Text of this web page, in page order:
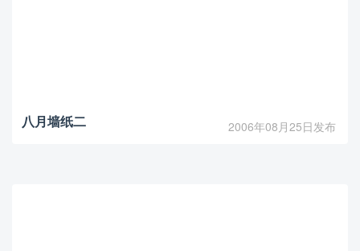
八月墙纸二 2006年08月25日发布